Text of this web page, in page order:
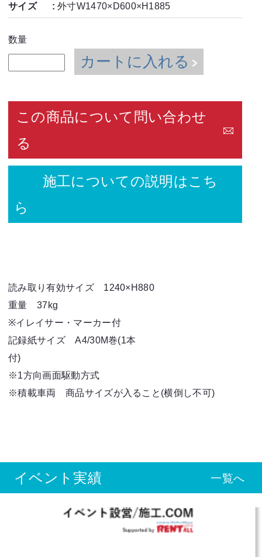
サイズ 外寸W1470×D600×H1885
数量
カートに入れる
この商品について問い合わせ
る
施工についての説明はこち
ら
読み取り有効サイズ 1240×H880
重量 37kg
※イレイサー・マーカー付
記録紙サイズ A4/30M巻(1本
※1方向画面駆動方式
※積載車両 商品サイズが入ること(横倒し不可)
イベント実績 一覧へ